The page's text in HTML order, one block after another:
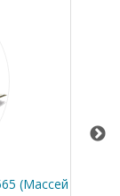
(Массей